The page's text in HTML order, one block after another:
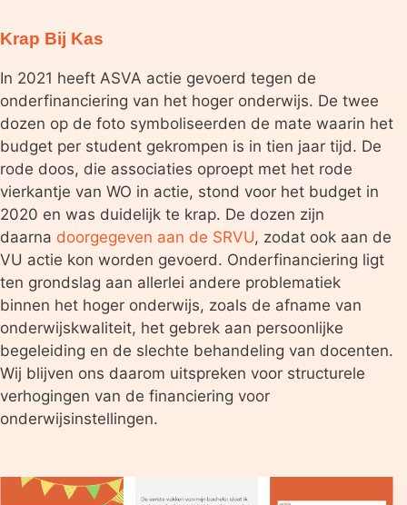
Krap Bij Kas
In 2021 heeft ASVA actie gevoerd tegen de
onderfinanciering van het hoger onderwijs. De twee
dozen op de foto symboliseerden de mate waarin het
budget per student gekrompen is in tien jaar tijd. De
rode doos, die associaties oproept met het rode
vierkantje van WO in actie, stond voor het budget in
2020 en was duidelijk te krap. De dozen zijn
daarna doorgegeven aan de SRVU, zodat ook aan de
VU actie kon worden gevoerd. Onderfinanciering ligt
ten grondslag aan allerlei andere problematiek
binnen het hoger onderwijs, zoals de afname van
onderwijskwaliteit, het gebrek aan persoonlijke
begeleiding en de slechte behandeling van docenten.
Wij blijven ons daarom uitspreken voor structurele
verhogingen van de financiering voor
onderwijsinstellingen.